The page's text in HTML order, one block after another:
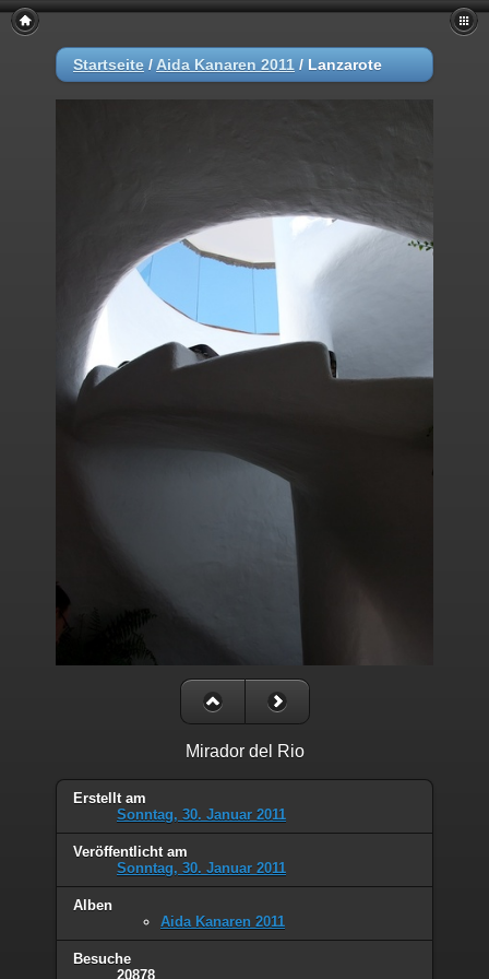
Startseite / Aida Kanaren 2011 / Lanzarote
Mirador del Rio
Erstellt am
Sonntag, 30. Januar 2011
Veröffentlicht am
Sonntag, 30. Januar 2011
Alben
Aida Kanaren 2011
Besuche
20878